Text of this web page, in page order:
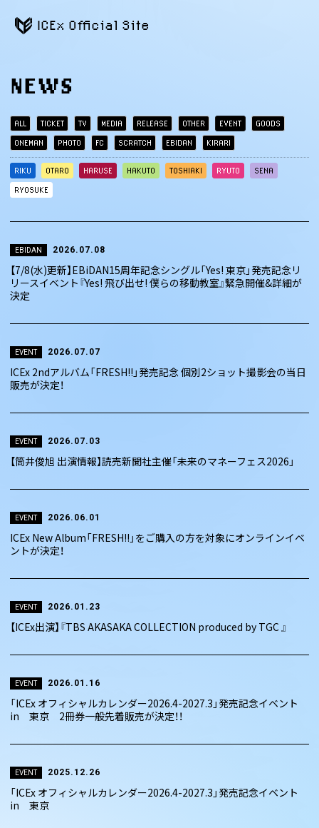
ICEx Official Site
NEWS
ALL TICKET TV MEDIA RELEASE OTHER EVENT
GOODS
ONEMAN
PHOTO FC SCRATCH EBIDAN KIRARI
RIKU OTARO HARUSE HAKUTO TOSHIAKI RYUTO
SENA
RYOSUKE
EBIDAN 2026.07.08
【7/8(水)更新】EBiDAN15周年記念シングル「Yes! 東京」発売記念リ
リースイベント『Yes! 飛び出せ! 僕らの移動教室』緊急開催&詳細が
決定
EVENT 2026.07.07
ICEx 2ndアルバム「FRESH!!」発売記念 個別2ショット撮影会の当日
販売が決定！
EVENT 2026.07.03
【筒井俊旭 出演情報】読売新聞社主催「未来のマネーフェス2026」
EVENT 2026.06.01
ICEx New Album「FRESH!!」をご購入の方を対象にオンラインイベ
ントが決定！
EVENT 2026.01.23
【ICEx出演】『TBS AKASAKA COLLECTION produced by TGC 』
EVENT 2026.01.16
「ICEx オフィシャルカレンダー2026.4-2027.3」発売記念イベント
in 東京 2冊券一般先着販売が決定！！
EVENT 2025.12.26
「ICEx オフィシャルカレンダー2026.4-2027.3」発売記念イベント
in 東京